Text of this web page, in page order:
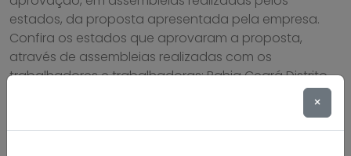
estados, da proposta apresentada pela empresa.
Confira os estados que aprovaram a proposta,
através de assembleias realizadas com os
trabalhadores e trabalhadoras: Bahia Ceará Distrito
×